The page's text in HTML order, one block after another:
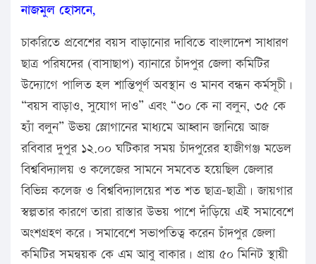
নাজমুল হোসনে,
চাকরিতে প্রবেশের বয়স বাড়ানোর দাবিতে বাংলাদেশ সাধারণ
ছাত্র পরিষদের (বাসাছাপ) ব্যানারে চাঁদপুর জেলা কমিটির
উদ্যোগে পালিত হল শান্তিপূর্ণ অবস্থান ও মানব বন্ধন কর্মসূচী।
“বয়স বাড়াও, সুযোগ দাও” এবং “৩০ কে না বলুন, ৩৫ কে
হ্যাঁ বলুন” উভয় স্লোগানের মাধ্যমে আহ্বান জানিয়ে আজ
রবিবার দুপুর ১২.০০ ঘটিকার সময় চাঁদপুরের হাজীগঞ্জ মডেল
বিশ্ববিদ্যালয় ও কলেজের সামনে সমবেত হয়েছিল জেলার
বিভিন্ন কলেজ ও বিশ্ববিদ্যালয়ের শত শত ছাত্র-ছাত্রী। জায়গার
স্বল্পতার কারণে তারা রাস্তার উভয় পাশে দাঁড়িয়ে এই সমাবেশে
অংশগ্রহণ করে। সমাবেশে সভাপতিত্ব করেন চাঁদপুর জেলা
কমিটির সমন্বয়ক কে এম আবু বাকার। প্রায় ৫০ মিনিট স্থায়ী